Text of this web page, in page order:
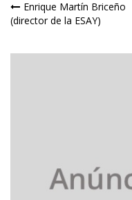
Navegación
de
entradas
Enrique Martín Briceño
(director de la ESAY)